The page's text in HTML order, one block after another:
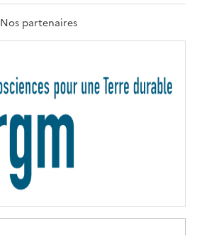
A
T
R
T
É
Nos partenaires